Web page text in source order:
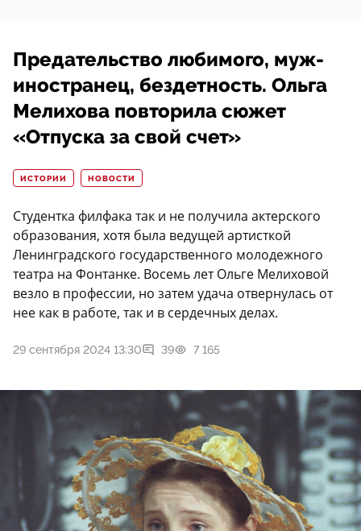
Предательство любимого, муж-
иностранец, бездетность. Ольга
Мелихова повторила сюжет
«Отпуска за свой счет»
ИСТОРИИ НОВОСТИ
Студентка филфака так и не получила актерского
образования, хотя была ведущей артисткой
Ленинградского государственного молодежного
театра на Фонтанке. Восемь лет Ольге Мелиховой
везло в профессии, но затем удача отвернулась от
нее как в работе, так и в сердечных делах.
29 сентября 2024 13:30 39 7 165